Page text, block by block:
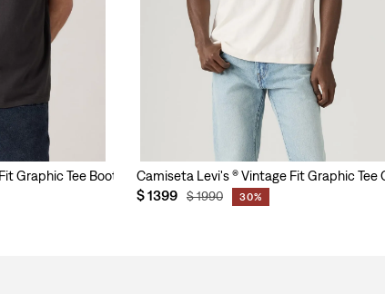
Graphic Tee Boots para HombreCamiseta Levi's ® Vintage Fit Graphic Tee
$1399 $1990 30%